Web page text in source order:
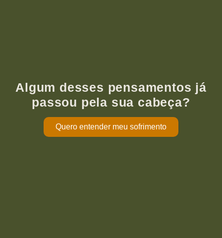
Algum desses pensamentos já
passou pela sua cabeça?
Quero entender meu sofrimento